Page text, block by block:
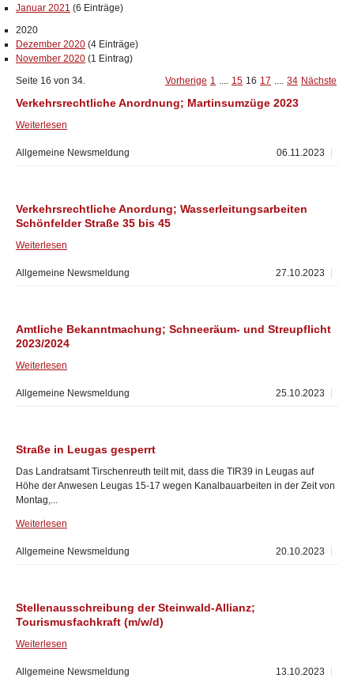
Januar 2021 (6 Einträge)
2020
Dezember 2020 (4 Einträge)
November 2020 (1 Eintrag)
Seite 16 von 34.
Vorherige 1 .... 15 16 17 .... 34 Nächste
Verkehrsrechtliche Anordnung; Martinsumzüge 2023
Weiterlesen
06.11.2023
Allgemeine Newsmeldung
Verkehrsrechtliche Anordung; Wasserleitungsarbeiten
Schönfelder Straße 35 bis 45
Weiterlesen
27.10.2023
Allgemeine Newsmeldung
Amtliche Bekanntmachung; Schneeräum- und Streupflicht
2023/2024
Weiterlesen
25.10.2023
Allgemeine Newsmeldung
Straße in Leugas gesperrt
Das Landratsamt Tirschenreuth teilt mit, dass die TIR39 in Leugas auf
Höhe der Anwesen Leugas 15-17 wegen Kanalbauarbeiten in der Zeit von
Montag,...
Weiterlesen
20.10.2023
Allgemeine Newsmeldung
Stellenausschreibung der Steinwald-Allianz;
Tourismusfachkraft (m/w/d)
Weiterlesen
13.10.2023
Allgemeine Newsmeldung